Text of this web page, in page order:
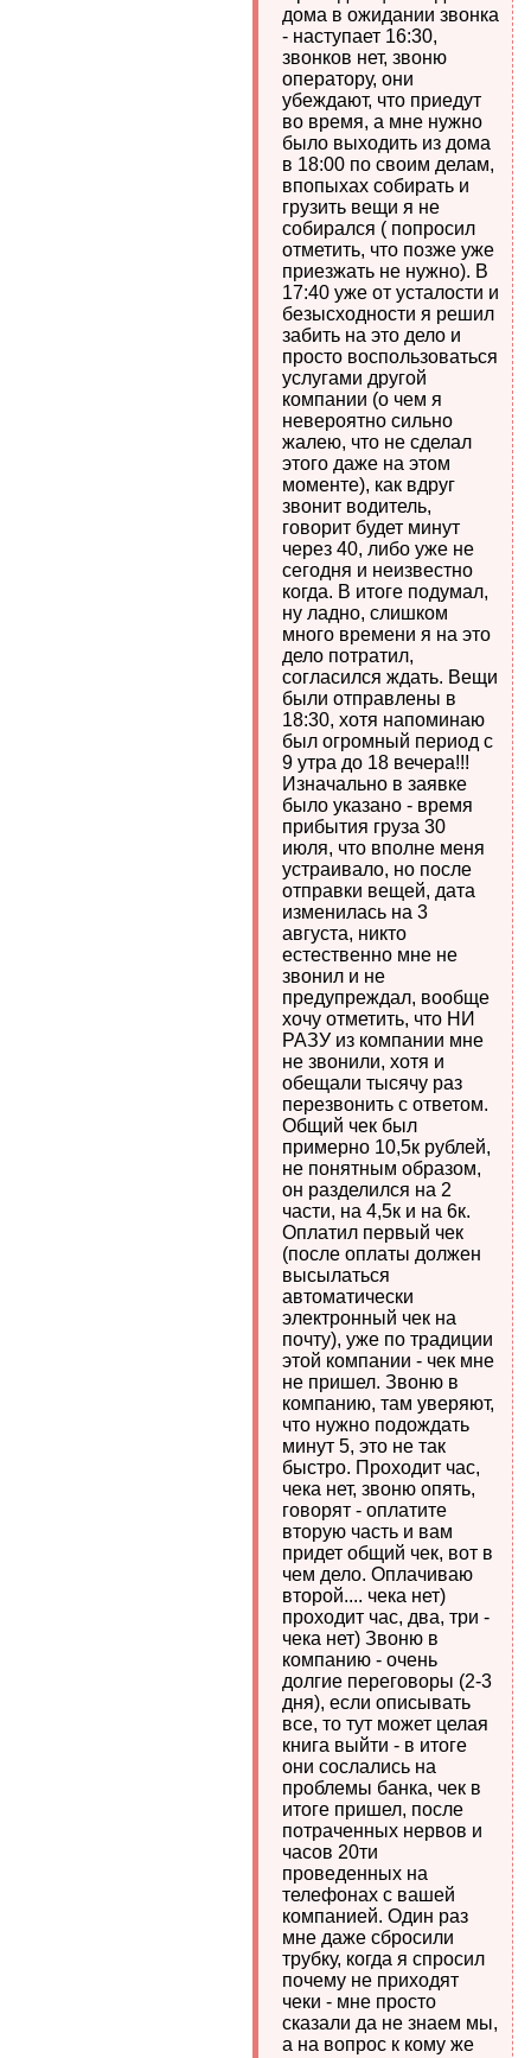
дома в ожидании звонка
- наступает 16:30,
звонков нет, звоню
оператору, они
убеждают, что приедут
во время, а мне нужно
было выходить из дома
в 18:00 по своим делам,
впопыхах собирать и
грузить вещи я не
собирался ( попросил
отметить, что позже уже
приезжать не нужно). В
17:40 уже от усталости и
безысходности я решил
забить на это дело и
просто воспользоваться
услугами другой
компании (о чем я
невероятно сильно
жалею, что не сделал
этого даже на этом
моменте), как вдруг
звонит водитель,
говорит будет минут
через 40, либо уже не
сегодня и неизвестно
когда. В итоге подумал,
ну ладно, слишком
много времени я на это
дело потратил,
согласился ждать. Вещи
были отправлены в
18:30, хотя напоминаю
был огромный период с
9 утра до 18 вечера!!!
Изначально в заявке
было указано - время
прибытия груза 30
июля, что вполне меня
устраивало, но после
отправки вещей, дата
изменилась на 3
августа, никто
естественно мне не
звонил и не
предупреждал, вообще
хочу отметить, что НИ
РАЗУ из компании мне
не звонили, хотя и
обещали тысячу раз
перезвонить с ответом.
Общий чек был
примерно 10,5к рублей,
не понятным образом,
он разделился на 2
части, на 4,5к и на 6к.
Оплатил первый чек
(после оплаты должен
высылаться
автоматически
электронный чек на
почту), уже по традиции
этой компании - чек мне
не пришел. Звоню в
компанию, там уверяют,
что нужно подождать
минут 5, это не так
быстро. Проходит час,
чека нет, звоню опять,
говорят - оплатите
вторую часть и вам
придет общий чек, вот в
чем дело. Оплачиваю
второй.... чека нет)
проходит час, два, три -
чека нет) Звоню в
компанию - очень
долгие переговоры (2-3
дня), если описывать
все, то тут может целая
книга выйти - в итоге
они сослались на
проблемы банка, чек в
итоге пришел, после
потраченных нервов и
часов 20ти
проведенных на
телефонах с вашей
компанией. Один раз
мне даже сбросили
трубку, когда я спросил
почему не приходят
чеки - мне просто
сказали да не знаем мы,
а на вопрос к кому же